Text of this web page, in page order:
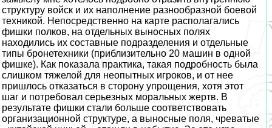
структуру войск и их наполнение разнообразной боевой
техникой. Непосредственно на карте располагались
фишки полков, на отдельных выносных полях
находились их составные подразделения и отдельные
типы бронетехники (приблизительно 20 машин в одной
фишке). Как показала пpaктика, такая подробность была
слишком тяжелой для неопытных игроков, и от нее
пришлось отказаться в сторону упрощения, хотя этот
шаг и потребовал серьезных мopaльных жертв. В
результате фишки стали больше соответствовать
организационной структуре, а выносные поля, чреватые